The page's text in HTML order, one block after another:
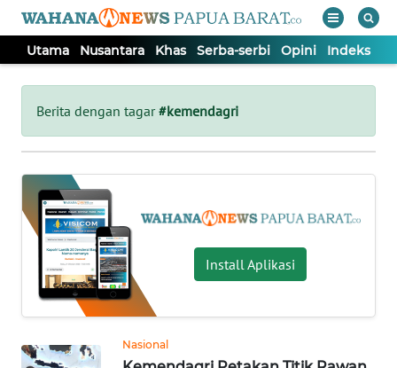
Utama Nusantara Khas Serba-serbi Opini Indeks
Berita dengan tagar#kemendagri
Install Aplikasi
Nasional
Tutup
UTAMA
NUSANTARA
KHAS
SERBA-
SERBI